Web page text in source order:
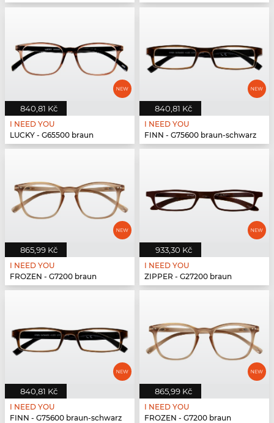
840,81 Kč
I NEED YOU
LUCKY - G65500 braun
840,81 Kč
I NEED YOU
FINN - G75600 braun-schwarz
865,99 Kč
I NEED YOU
FROZEN - G7200 braun
933,30 Kč
I NEED YOU
ZIPPER - G27200 braun
840,81 Kč
I NEED YOU
FINN - G75600 braun-schwarz
865,99 Kč
I NEED YOU
FROZEN - G7200 braun